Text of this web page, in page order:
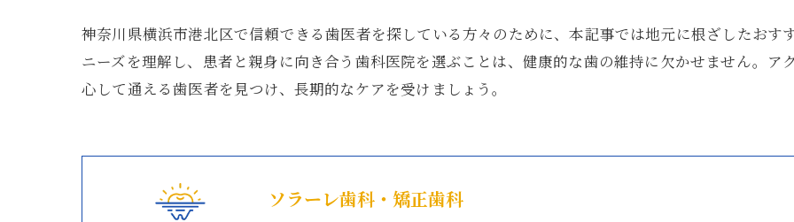
神奈川県横浜市港北区で信頼できる歯医者を探している方々のために、本記事では地元に根ざしたおす
ニーズを理解し、患者と親身に向き合う歯科医院を選ぶことは、健康的な歯の維持に欠かせません。
心して通える歯医者を見つけ、長期的なケアを受けましょう。
ソラーレ歯科・矯正歯科